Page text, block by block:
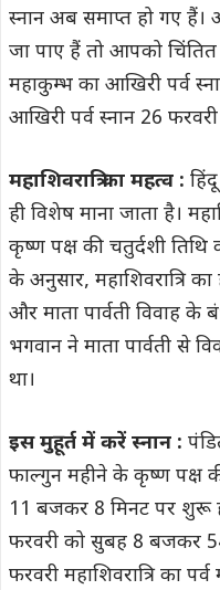
स्नान अब समाप्त हो गए
जा पाए हैं तो आपको
महाकुम्भ का आखिरी पर्व
आखिरी पर्व स्नान 26 फरवरी
महाशिवरात्रि का महत्व :
ही विशेष माना जाता है।
कृष्ण पक्ष की चतुर्दशी तिथि
के अनुसार, महाशिवरात्रि
और माता पार्वती विवाह के
भगवान ने माता पार्वती से
था।
इस मुहूर्त में करें स्नान :
फाल्गुन महीने के कृष्ण पक्ष
11 बजकर 8 मिनट पर शुरू
फरवरी को सुबह 8 बजकर
फरवरी महाशिवरात्रि का